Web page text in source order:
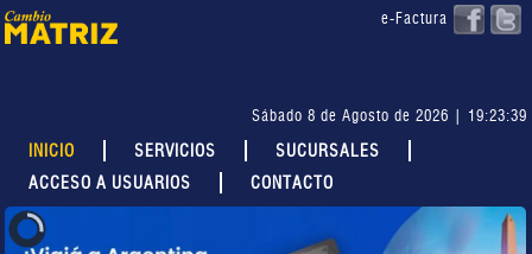
e-Factura
Sábado 8 de Agosto de 2026 | 19:23:40
INICIO SERVICIOS
SUCURSALES
ACCESO A USUARIOS
CONTACTO